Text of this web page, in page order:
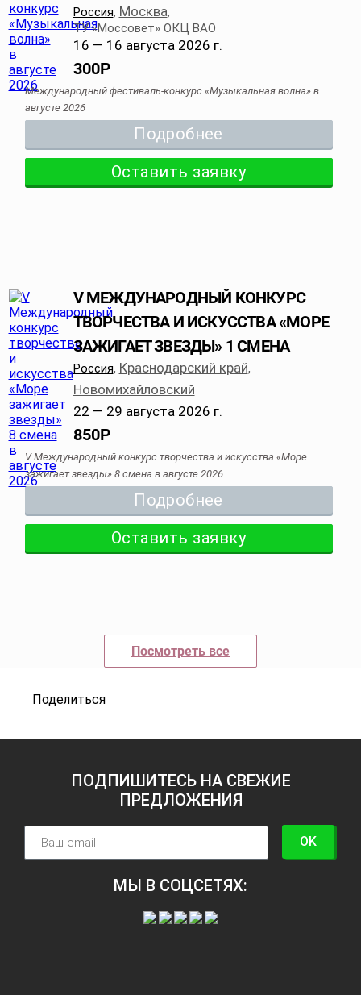
Россия, Москва,
ТУ «Моссовет» ОКЦ ВАО
16 — 16 августа 2026 г.
300Р
Международный фестиваль-конкурс «Музыкальная волна» в
августе 2026
Подробнее
Оставить заявку
V МЕЖДУНАРОДНЫЙ КОНКУРС
ТВОРЧЕСТВА И ИСКУССТВА «МОРЕ
ЗАЖИГАЕТ ЗВЕЗДЫ» 1 СМЕНА
Россия, Краснодарский край,
Новомихайловский
22 — 29 августа 2026 г.
850Р
V Международный конкурс творчества и искусства «Море
зажигает звезды» 8 смена в августе 2026
Подробнее
Оставить заявку
Посмотреть все
Поделиться
ПОДПИШИТЕСЬ НА СВЕЖИЕ
ПРЕДЛОЖЕНИЯ
OK
МЫ В СОЦСЕТЯХ: